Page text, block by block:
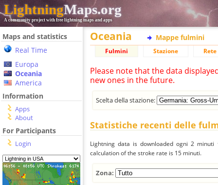
LightningMaps.org
A community project with free lightning maps and apps
Maps and statistics
Real Time
Europa
Oceania
America
Information
Apps
About
For Participants
Login
Oceania Mappe fulmini
Fulmini Stazione
Please note that the data
new ones in the future.
Scelta della stazione:
Statistiche recenti delle
Lightning data is downloaded ogni 2
calculation of the stroke rate is 15 minuti.
Zona: